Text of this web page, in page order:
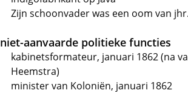
Zijn schoonvader was een oom van
niet-aanvaarde politieke functies
kabinetsformateur, januari 1862 (na
Heemstra)
minister van Koloniën, januari 1862